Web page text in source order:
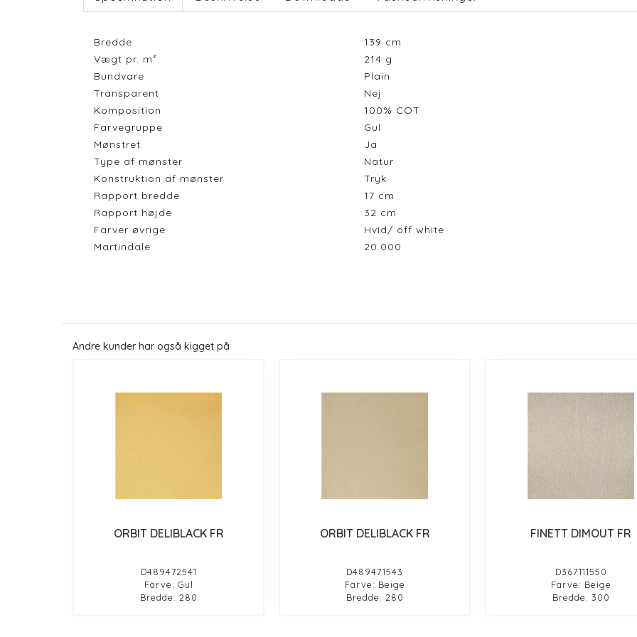
Bredde 139 cm
Vægt pr. m²
214 g
Bundvare
Plain
Transparent
Nej
Komposition
100% COT
Farvegruppe
Gul
Mønstret
Ja
Type af mønster
Natur
Konstruktion af mønster
Tryk
Rapport bredde
17 cm
Rapport højde
32 cm
Farver øvrige
Hvid/ off white
Martindale
20.000
Andre kunder har også kigget på
ORBIT DELIBLACK FR
D489472541
Farve: Gul
Bredde: 280
ORBIT DELIBLACK FR
D489471543
Farve: Beige
Bredde: 280
FINETT DIMOUT FR
D367111550
Farve: Beige
Bredde: 300